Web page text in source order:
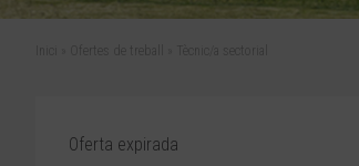
Oferta expirada